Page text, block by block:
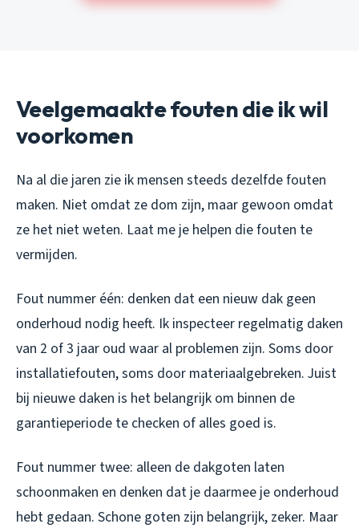
Veelgemaakte fouten die ik wil
voorkomen
Na al die jaren zie ik mensen steeds dezelfde fouten
maken. Niet omdat ze dom zijn, maar gewoon omdat
ze het niet weten. Laat me je helpen die fouten te
vermijden.
Fout nummer één: denken dat een nieuw dak geen
onderhoud nodig heeft. Ik inspecteer regelmatig daken
van 2 of 3 jaar oud waar al problemen zijn. Soms door
installatiefouten, soms door materiaalgebreken. Juist
bij nieuwe daken is het belangrijk om binnen de
garantieperiode te checken of alles goed is.
Fout nummer twee: alleen de dakgoten laten
schoonmaken en denken dat je daarmee je onderhoud
hebt gedaan. Schone goten zijn belangrijk, zeker. Maar